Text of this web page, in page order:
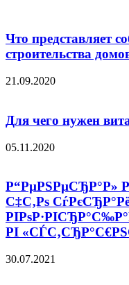
Что представляет
строительства
21.09.2020
Для чего нужен
05.11.2020
Р“РµРЅРµСЂР°Р»
С‡С‚Рѕ
РІ
30.07.2021